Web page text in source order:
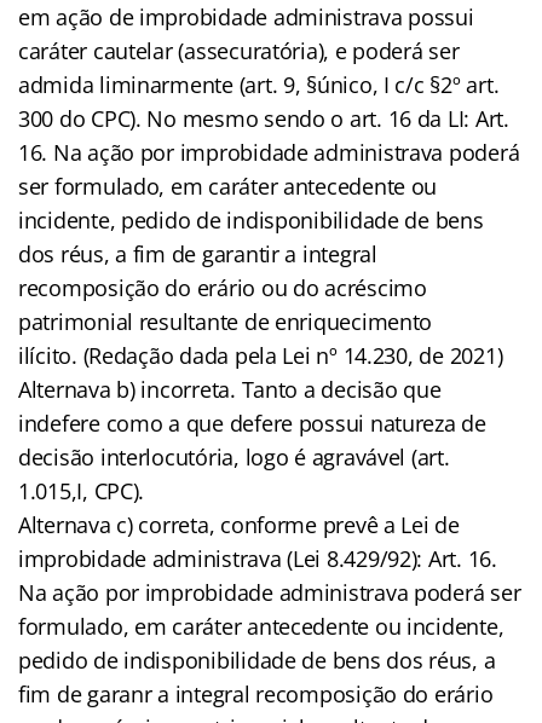
em ação de improbidade administrava possui
caráter cautelar (assecuratória), e poderá ser
admida liminarmente (art. 9, §único, I c/c §2º art.
300 do CPC). No mesmo sendo o art. 16 da LI: Art.
16. Na ação por improbidade administrava poderá
ser formulado, em caráter antecedente ou
incidente, pedido de indisponibilidade de bens
dos réus, a fim de garantir a integral
recomposição do erário ou do acréscimo
patrimonial resultante de enriquecimento
ilícito. (Redação dada pela Lei nº 14.230, de 2021)
Alternava b) incorreta. Tanto a decisão que
indefere como a que defere possui natureza de
decisão interlocutória, logo é agravável (art.
1.015,I, CPC).
Alternava c) correta, conforme prevê a Lei de
improbidade administrava (Lei 8.429/92): Art. 16.
Na ação por improbidade administrava poderá ser
formulado, em caráter antecedente ou incidente,
pedido de indisponibilidade de bens dos réus, a
fim de garanr a integral recomposição do erário